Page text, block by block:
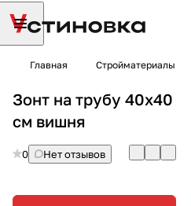
Главная Стройматериалы
Зонт на трубу 40х40
см вишня
0 Нет отзывов